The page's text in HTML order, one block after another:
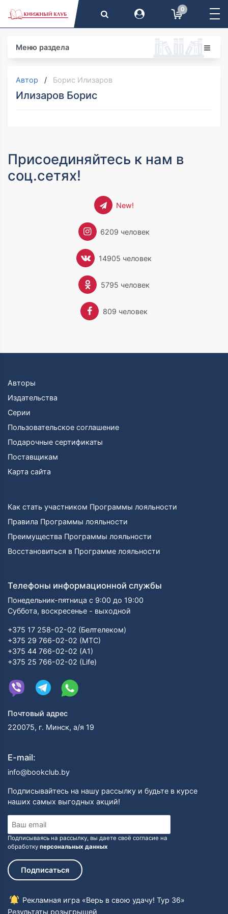
0
Меню раздела
Автор Борис Илизаров
Илизаров Борис
Присоединяйтесь к нам в
соц.сетях!
New!
6209 человек
14905 человек
5795 человек
809 человек
Авторы
Издательства
Серии
Пользовательское соглашение
Подарочные сертификаты
Поставщикам
Карта сайта
Как стать участником Программы лояльности
Правила Программы лояльности
Преимущества Программы лояльности
Восстановиться в Программе лояльности
Телефоны информационной службы
Понедельник-пятница с 9:00 до 19:00
Суббота, воскресенье - выходной
+375 17 258-02-02 (Белтелеком)
+375 29 766-02-02 (МТС)
+375 44 766-02-02 (А1)
+375 25 766-02-02 (Life)
Почтовый адрес
220075, г. Минск, а/я 19
E-mail:
info@bookclub.by
Подписывайтесь на нашу рассылку и будьте в курсе
наших самых выгодных акций!
Подписываясь на рассылку, вы даете своё согласие на
обработку персональных данных
Подписаться
Рекламная игра «Верь в свою удачу! Тур 36»
Результаты розыгрышей